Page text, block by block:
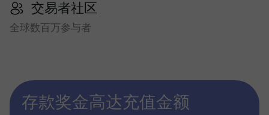
交易者社区
全球数百万参与者
存款奖金高达充值金额